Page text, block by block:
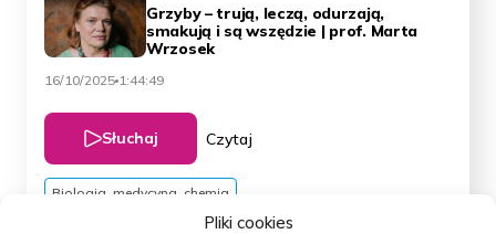
Pliki cookies
Grzyby – trują, leczą, odurzają,
smakują i są wszędzie | prof. Marta
Wrzosek
16/10/2025 1:44:49
Słuchaj Czytaj
Biologia, medycyna, chemia